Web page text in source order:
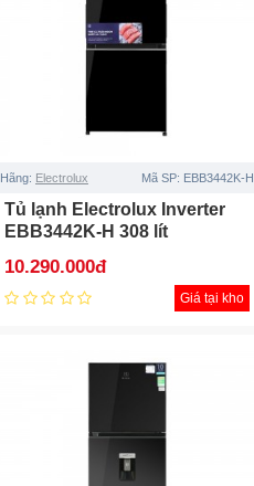
Hãng: Electrolux Mã SP: EBB3442K-H
Tủ lạnh Electrolux Inverter
EBB3442K-H 308 lít
10.290.000đ
Giá tại kho